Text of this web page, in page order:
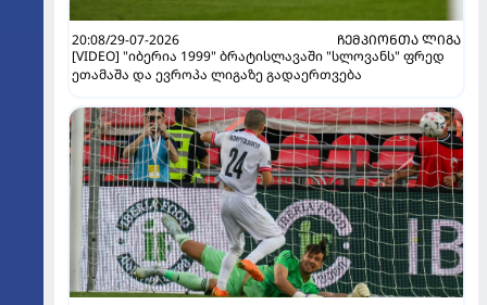
20:08/29-07-2026
ᲩᲔᲛᲞᲘᲝᲜᲗᲐ ᲚᲘᲒᲐ
[VIDEO] "იბერია 1999" ბრატისლავაში "სლოვანს" ფრედ
ეთამაშა და ევროპა ლიგაზე გადაერთვება